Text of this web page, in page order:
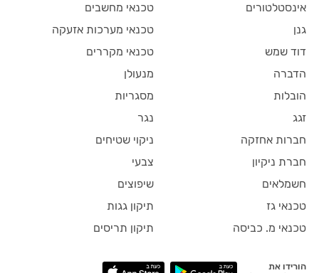
אינסטלטורים
גנן
דוד שמש
הדברה
הובלות
זגג
חברות אחזקה
חברת ניקיון
חשמלאים
טכנאי גז
טכנאי מ. כביסה
טכנאי מחשבים
טכנאי מערכות אזעקה
טכנאי מקררים
מנעולן
מסגריות
נגר
ניקוי שטיחים
צבעי
שיפוצים
תיקון גגות
תיקון תריסים
הורידו את